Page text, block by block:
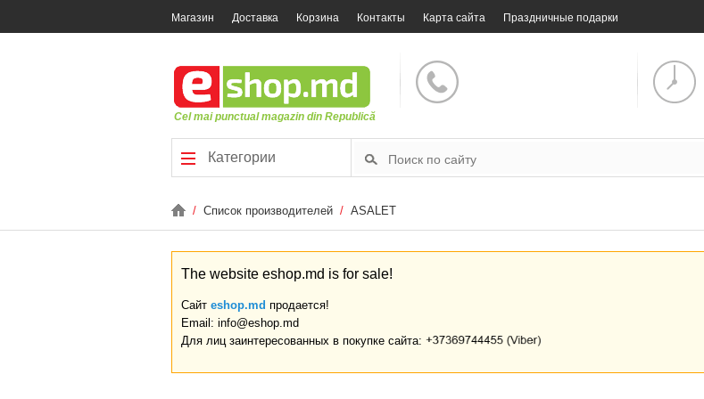
Магазин Доставка Корзина Контакты Карта сайта Праздничные подарки
Cel mai punctual magazin din Republică
Категории
/ Список производителей / ASALET
The website eshop.md is for sale!
Сайт eshop.md продается!
Email: info@eshop.md
Для лиц заинтересованных в покупке сайта: